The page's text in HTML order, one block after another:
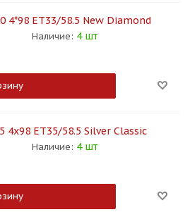
4*98 ET33/58.5 New Diamond
Наличие: 4 шт
4x98 ET35/58.5 Silver Classic
Наличие: 4 шт